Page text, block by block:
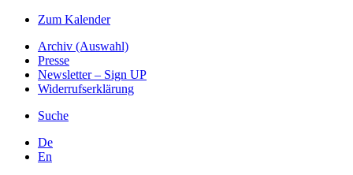
Zum Kalender
Archiv (Auswahl)
Presse
Newsletter – Sign UP
Widerrufserklärung
Suche
De
En